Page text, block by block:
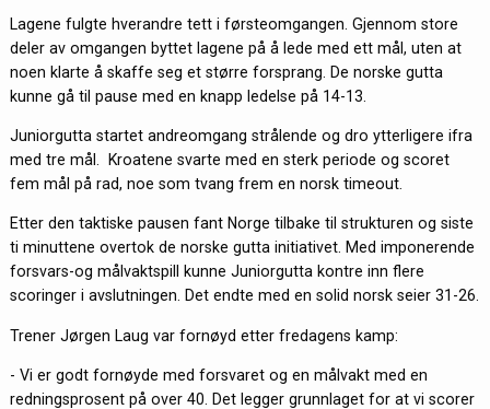
Lagene fulgte hverandre tett i førsteomgangen. Gjennom store
deler av omgangen byttet lagene på å lede med ett mål, uten at
noen klarte å skaffe seg et større forsprang. De norske gutta
kunne gå til pause med en knapp ledelse på 14-13.
Juniorgutta startet andreomgang strålende og dro ytterligere ifra
med tre mål. Kroatene svarte med en sterk periode og scoret
fem mål på rad, noe som tvang frem en norsk timeout.
Etter den taktiske pausen fant Norge tilbake til strukturen og siste
ti minuttene overtok de norske gutta initiativet. Med imponerende
forsvars-og målvaktspill kunne Juniorgutta kontre inn flere
scoringer i avslutningen. Det endte med en solid norsk seier 31-26.
Trener Jørgen Laug var fornøyd etter fredagens kamp:
- Vi er godt fornøyde med forsvaret og en målvakt med en
redningsprosent på over 40. Det legger grunnlaget for at vi scorer